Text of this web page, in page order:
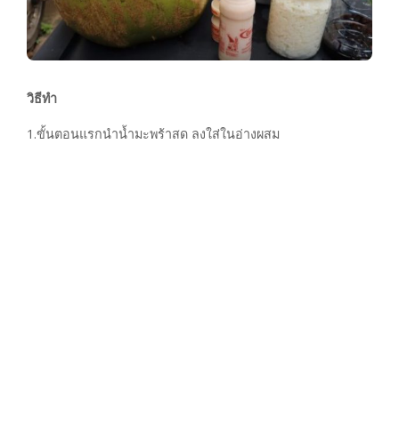
วิธีทำ
1.ขั้นตอนแรกนำน้ำมะพร้าสด ลงใส่ในอ่างผสม